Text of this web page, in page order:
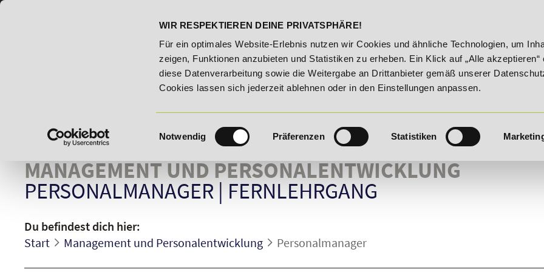
WIR RESPEKTIEREN DEINE PRIVATSPHÄRE!
Für ein optimales Website-Erlebnis nutzen wir Cookies und ähnliche Technologien, um
zeigen, Funktionen anzubieten und Statistiken zu erheben. Ein Klick auf „Alle akzeptieren“
diese Datenverarbeitung sowie die Weitergabe an Drittanbieter gemäß unserer
Cookies lassen sich jederzeit ablehnen oder in den Einstellungen anpassen.
Einwilligungsauswahl
Notwendig Präferenzen Statistiken
20% Rabatt bis 03.09.2026 - Bildungsroute! 20% Rabatt bis 03.09.2026 - Bildungsroute! 20%
MANAGEMENT UND PERSONALENTWICKLUNG
PERSONALMANAGER | FERNLEHRGANG
Du befindest dich hier:
Start
Management und Personalentwicklung Personalmanager